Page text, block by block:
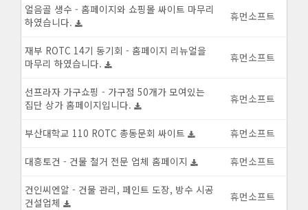
얼음골 생수 - 홈페이지와 쇼핑몰 싸이트 마무리
하였습니다.
휴먼소프트
재부 ROTC 14기 동기회 - 홈페이지 리뉴얼을
마무리 하였습니다.
휴먼소프트
선프라자 가구쇼핑 - 가구점 50개가 모여있는
집단 상가 홈페이지입니다.
휴먼소프트
부산대학교 110 ROTC 총동문회 싸이트 휴먼소프트
대흥토건 - 건물 철거 전문 업체 홈페이지 휴먼소프트
건인씨엔알 - 건물 관리, 페인트 도장, 방수 시공
건설업체
휴먼소프트